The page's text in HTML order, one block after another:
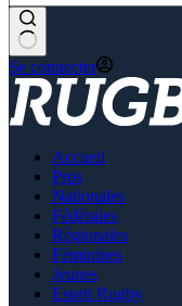
Se connecter
Accueil
Pros
Nationales
Fédérales
Régionales
Féminines
Jeunes
Esprit Rugby